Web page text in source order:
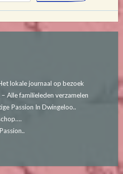
lokale journaal op bezoek
– Alle familieleden verzamelen
Passion In Dwingeloo..